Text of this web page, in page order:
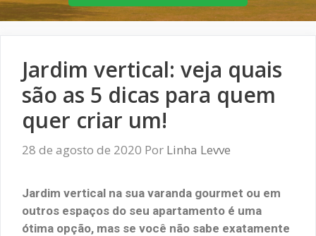
Jardim vertical: veja quais
são as 5 dicas para quem
quer criar um!
28 de agosto de 2020 Por Linha Levve
Jardim vertical na sua varanda gourmet ou em
outros espaços do seu apartamento é uma
ótima opção, mas se você não sabe exatamente